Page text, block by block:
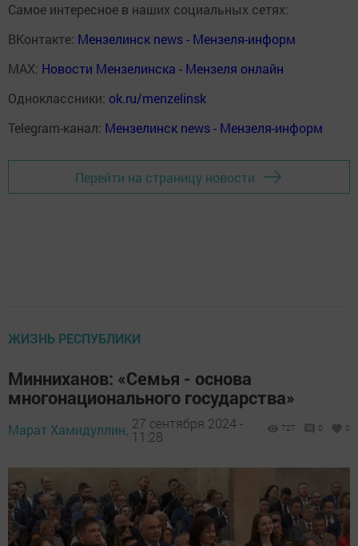
Самое интересное в наших социальных сетях:
ВКонтакте: Мензелинск news - Мензеля-информ
MAX: Новости Мензелинска - Мензеля онлайн
Одноклассники: ok.ru/menzelinsk
Telegram-канал: Мензелинск news - Мензеля-информ
Перейти на страницу новости
ЖИЗНЬ РЕСПУБЛИКИ
Минниханов: «Семья - основа
многонационального государства»
Марат Хамидуллин, 27 сентября 2024 -
11:28
727 0 0